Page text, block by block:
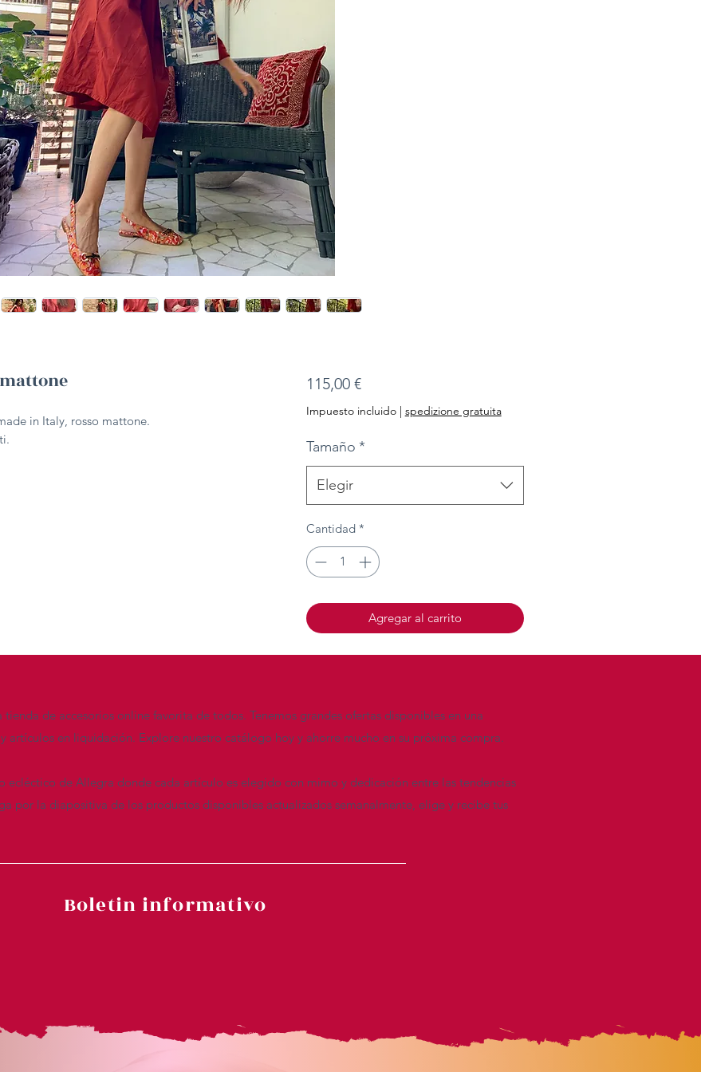
in Italy, rosso mattone.
115,00 €Precio
Impuesto incluido| spedizione gratuita
Tamaño *
Elegir
Cantidad *
Agregar al carrito
de accesorios online favorita de todos. Tenemos grandes ofertas disponibles en una
artículos en liquidación. Explore nuestro catálogo hoy y ahorre mucho en su próxima compra.
ecléctico de Allegra donde cada artículo es elegido con mimo y dedicación entre las tendencias
por la diapositiva de los productos disponibles actualizados semanalmente, elige y recibe tus
Boletin informativo